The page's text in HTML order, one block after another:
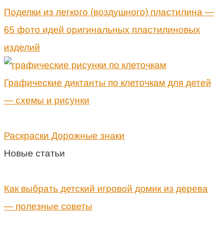
Поделки из легкого (воздушного) пластилина —
65 фото идей оригинальных пластилиновых
изделий
Графические диктанты по клеточкам для детей
— схемы и рисунки
Раскраски Дорожные знаки
Новые статьи
Как выбрать детский игровой домик из дерева
— полезные советы